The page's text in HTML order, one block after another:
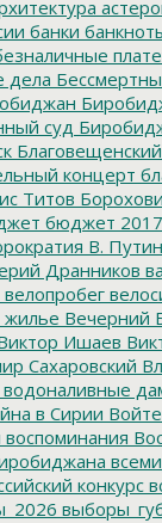
банки
дела
суд
концерт
Титов
бюджет 2017
В. Путин
Дранников
велопробег
жилье Вечерний
Ишаев
Сахаровский
водоналивные
в Сирии
воспоминания
конкурс